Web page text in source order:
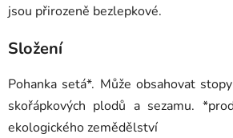
jsou přirozeně bezlepkové.
Složení
Pohanka setá*. Může obsahovat
skořápkových plodů a sezamu.
ekologického zemědělství